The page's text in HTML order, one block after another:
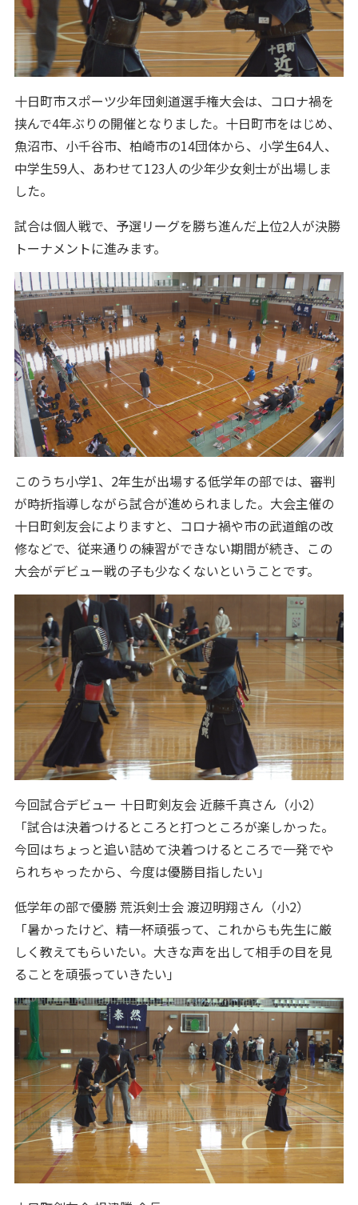
十日町市スポーツ少年団剣道選手権大会は、コロナ禍を
挟んで4年ぶりの開催となりました。十日町市をはじめ、
魚沼市、小千谷市、柏崎市の14団体から、小学生64人、
中学生59人、あわせて123人の少年少女剣士が出場しま
した。
試合は個人戦で、予選リーグを勝ち進んだ上位2人が決勝
トーナメントに進みます。
このうち小学1、2年生が出場する低学年の部では、審判
が時折指導しながら試合が進められました。大会主催の
十日町剣友会によりますと、コロナ禍や市の武道館の改
修などで、従来通りの練習ができない期間が続き、この
大会がデビュー戦の子も少なくないということです。
今回試合デビュー 十日町剣友会 近藤千真さん（小2）
「試合は決着つけるところと打つところが楽しかった。
今回はちょっと追い詰めて決着つけるところで一発でや
られちゃったから、今度は優勝目指したい」
低学年の部で優勝 荒浜剣士会 渡辺明翔さん（小2）
「暑かったけど、精一杯頑張って、これからも先生に厳
しく教えてもらいたい。大きな声を出して相手の目を見
ることを頑張っていきたい」